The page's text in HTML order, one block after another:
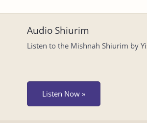
Audio Shiurim
Listen to the Mishnah Shiurim by
Listen Now »